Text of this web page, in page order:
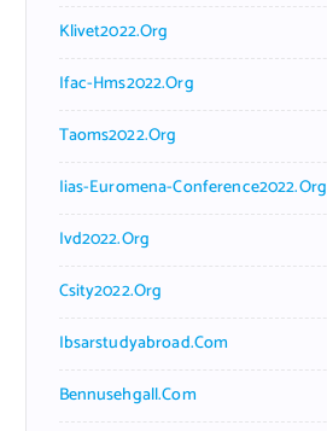
Klivet2022.org
Ifac-Hms2022.org
Taoms2022.org
Iias-Euromena-Conference2022.org
Ivd2022.org
Csity2022.org
Ibsarstudyabroad.com
Bennusehgall.com